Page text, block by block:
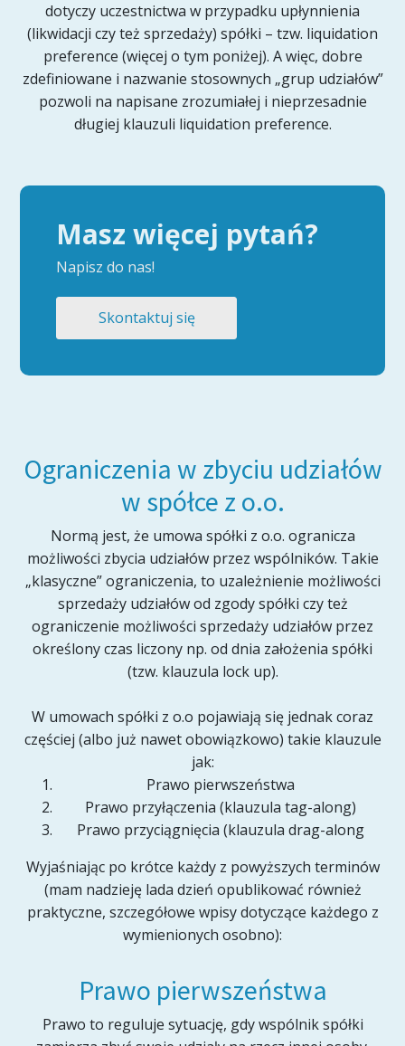
dotyczy uczestnictwa w przypadku upłynnienia
(likwidacji czy też sprzedaży) spółki – tzw. liquidation
preference (więcej o tym poniżej). A więc, dobre
zdefiniowane i nazwanie stosownych „grup udziałów”
pozwoli na napisane zrozumiałej i nieprzesadnie
długiej klauzuli liquidation preference.
Masz więcej pytań?
Napisz do nas!
Skontaktuj się
Ograniczenia w zbyciu udziałów
w spółce z o.o.
Normą jest, że umowa spółki z o.o. ogranicza
możliwości zbycia udziałów przez wspólników. Takie
„klasyczne” ograniczenia, to uzależnienie możliwości
sprzedaży udziałów od zgody spółki czy też
ograniczenie możliwości sprzedaży udziałów przez
określony czas liczony np. od dnia założenia spółki
(tzw. klauzula lock up).
W umowach spółki z o.o pojawiają się jednak coraz
częściej (albo już nawet obowiązkowo) takie klauzule
jak:
Prawo pierwszeństwa
Prawo przyłączenia (klauzula tag-along)
Prawo przyciągnięcia (klauzula drag-along
Wyjaśniając po krótce każdy z powyższych terminów
(mam nadzieję lada dzień opublikować również
praktyczne, szczegółowe wpisy dotyczące każdego z
wymienionych osobno):
Prawo pierwszeństwa
Prawo to reguluje sytuację, gdy wspólnik spółki